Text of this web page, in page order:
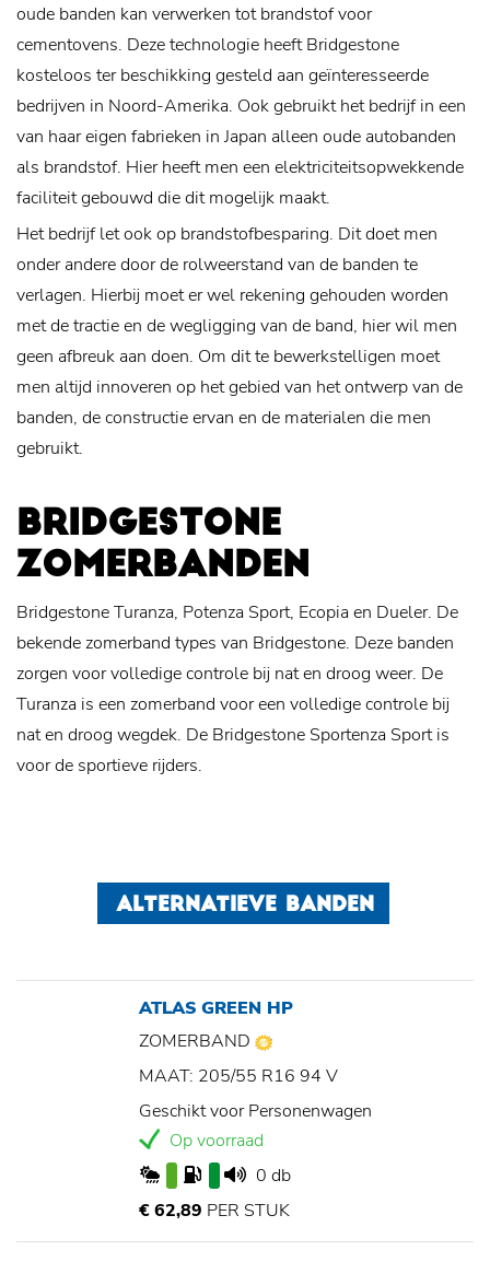
oude banden kan verwerken tot brandstof voor
cementovens. Deze technologie heeft Bridgestone
kosteloos ter beschikking gesteld aan geïnteresseerde
bedrijven in Noord-Amerika. Ook gebruikt het bedrijf in een
van haar eigen fabrieken in Japan alleen oude autobanden
als brandstof. Hier heeft men een elektriciteitsopwekkende
faciliteit gebouwd die dit mogelijk maakt.
Het bedrijf let ook op brandstofbesparing. Dit doet men
onder andere door de rolweerstand van de banden te
verlagen. Hierbij moet er wel rekening gehouden worden
met de tractie en de wegligging van de band, hier wil men
geen afbreuk aan doen. Om dit te bewerkstelligen moet
men altijd innoveren op het gebied van het ontwerp van de
banden, de constructie ervan en de materialen die men
gebruikt.
BRIDGESTONE
ZOMERBANDEN
Bridgestone Turanza, Potenza Sport, Ecopia en Dueler. De
bekende zomerband types van Bridgestone. Deze banden
zorgen voor volledige controle bij nat en droog weer. De
Turanza is een zomerband voor een volledige controle bij
nat en droog wegdek. De Bridgestone Sportenza Sport is
voor de sportieve rijders.
ALTERNATIEVE BANDEN
ATLAS GREEN HP
ZOMERBAND
MAAT: 205/55 R16 94 V
Geschikt voor Personenwagen
Op voorraad
0 db
€ 62,89 PER STUK